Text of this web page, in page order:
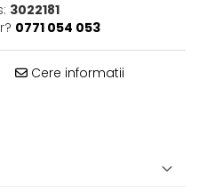
3022181
0771 054 053
Cere informatii